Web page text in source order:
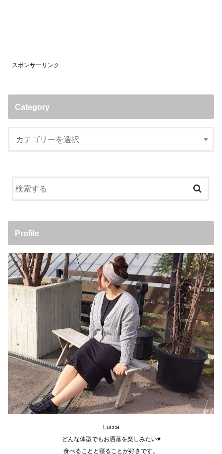
スポンサーリンク
Category
Profile
Lucca
どんな体型でもお洒落を楽しみたい♥
食べることと寝ることが好きです。